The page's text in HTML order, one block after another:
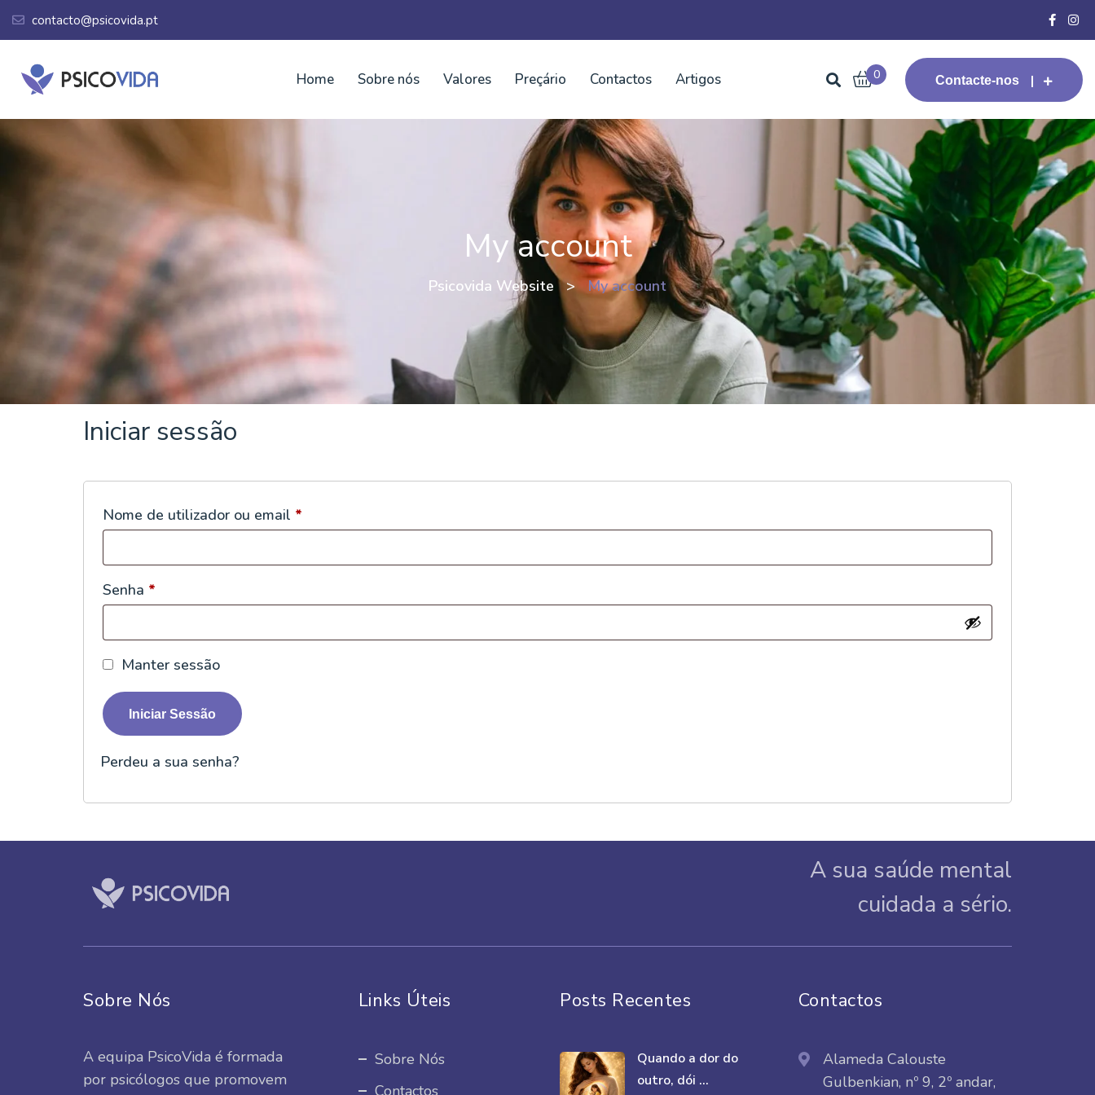
contacto@psicovida.pt
Home Sobre nós Valores Preçário Contactos Artigos 0 Contacte-nos
My account
Psicovida Website > My account
Iniciar sessão
Nome de utilizador ou email *
Senha *
Manter sessão
Iniciar Sessão
Perdeu a sua senha?
A sua saúde mental
cuidada a sério.
Sobre Nós
A equipa PsicoVida é formada
por psicólogos que promovem
Links Úteis
Sobre Nós
Contactos
Posts Recentes
Quando a dor do
outro, dói ...
Contactos
Alameda Calouste
Gulbenkian, nº 9, 2º andar,